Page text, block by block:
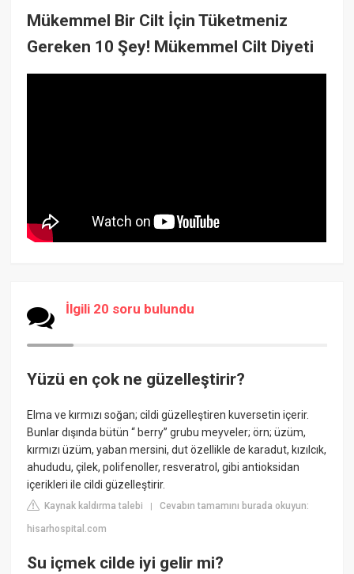
Mükemmel Bir Cilt İçin Tüketmeniz
Gereken 10 Şey! Mükemmel Cilt Diyeti
İlgili 20 soru bulundu
Yüzü en çok ne güzelleştirir?
Elma ve kırmızı soğan; cildi güzelleştiren kuversetin içerir.
Bunlar dışında bütün “ berry” grubu meyveler; örn; üzüm,
kırmızı üzüm, yaban mersini, dut özellikle de karadut, kızılcık,
ahududu, çilek, polifenoller, resveratrol, gibi antioksidan
içerikleri ile cildi güzelleştirir.
Kaynak kaldırma talebi |Cevabın tamamını burada okuyun:
hisarhospital.com
Su içmek cilde iyi gelir mi?